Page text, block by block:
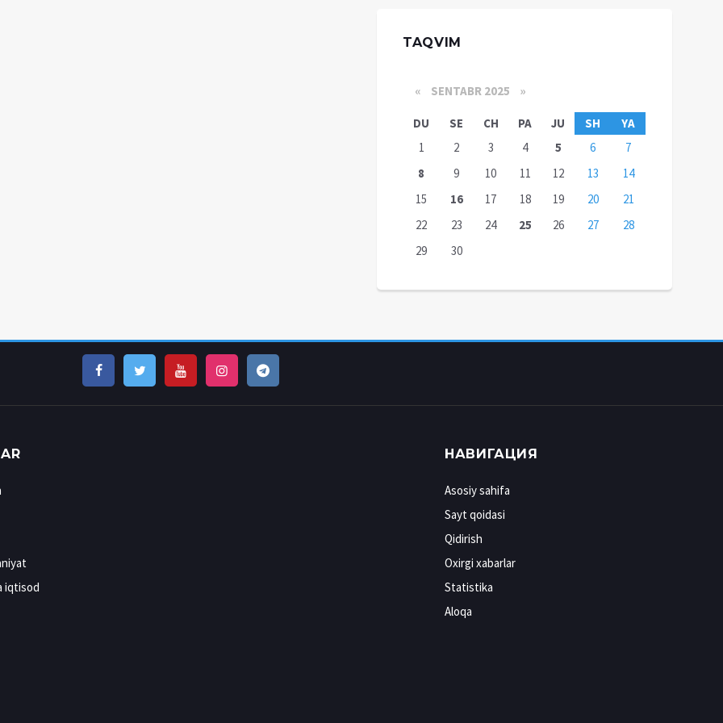
TAQVIM
« SENTABR 2025 »
DU SE CH PA JU SH
YA
1
2 3 4 5 6
7
8
9 10 11 12 13
14
15
16 17 18 19 20
21
22
23 24 25 26 27
28
29
30
iqtisod
НАВИГАЦИЯ
Asosiy sahifa
Sayt qoidasi
Qidirish
Oxirgi xabarlar
Statistika
Aloqa